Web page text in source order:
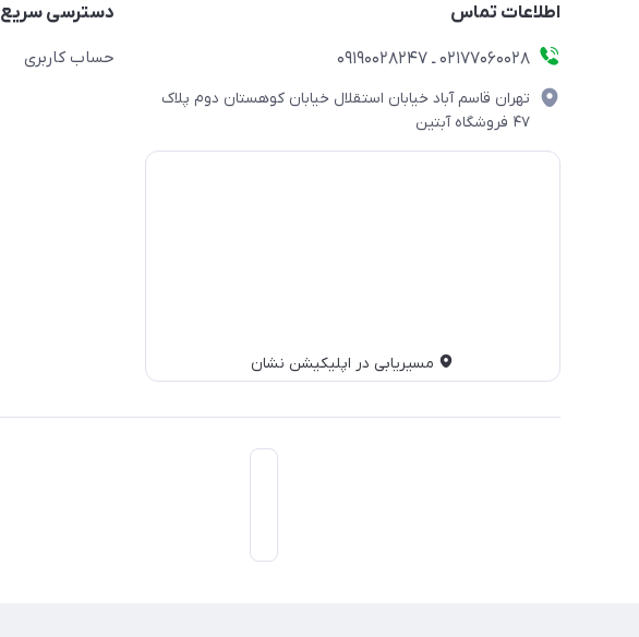
اطلاعات تماس
۰۲۱۷۷۰۶۰۰۲۸ ـ ۰۹۱۹۰۰۲۸۲۴۷
تهران قاسم آباد خیابان استقلال خیابان کوهستان دوم پلاک
۴۷ فروشگاه آبتین
مسیریابی در اپلیکیشن نشان
دسترسی سریع
حساب کاربری